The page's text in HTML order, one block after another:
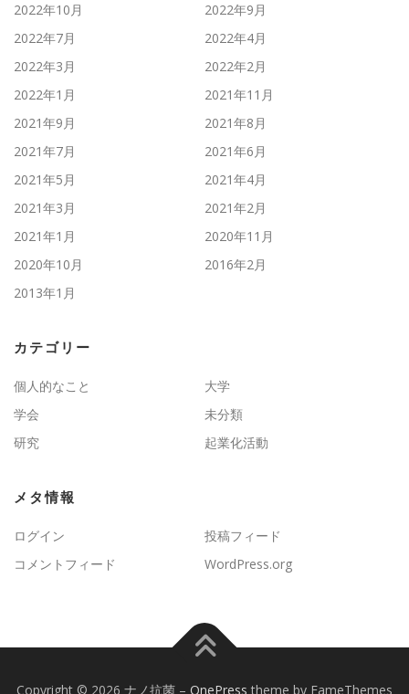
2022年10月
2022年9月
2022年7月
2022年4月
2022年3月
2022年2月
2022年1月
2021年11月
2021年9月
2021年8月
2021年7月
2021年6月
2021年5月
2021年4月
2021年3月
2021年2月
2021年1月
2020年11月
2020年10月
2016年2月
2013年1月
カテゴリー
個人的なこと
大学
学会
未分類
研究
起業化活動
メタ情報
ログイン
投稿フィード
コメントフィード
WordPress.org
Copyright © 2026 ナノ抗菌 – OnePress theme by FameThemes